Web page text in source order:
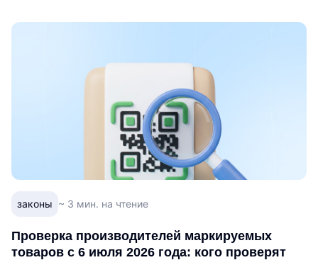
законы ~ 3 мин. на чтение
Проверка производителей маркируемых
товаров с 6 июля 2026 года: кого проверят